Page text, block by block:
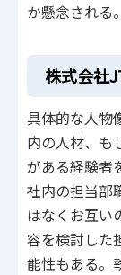
か懸念される。
株式会社
具体的な人物
内の人材、も
がある経験者
社内の担当部
はなくお互い
容を検討した
能性もある。